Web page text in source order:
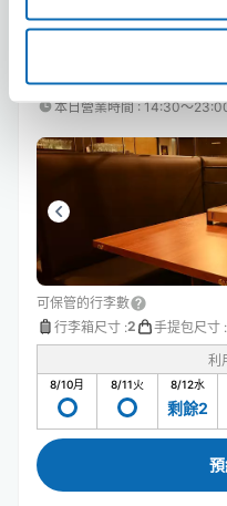
ラムしゃぶ金の目
从渋谷站步行3分钟。
本日營業時間: 14:30〜
可保管的行李數
行李箱尺寸 :2 手提包尺寸 :
利
8/10月 8/11火 8/12水
剩餘2